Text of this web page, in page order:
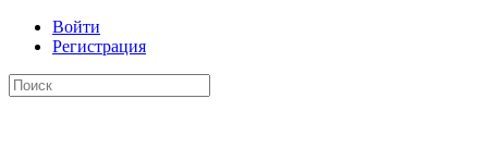
Войти
Регистрация